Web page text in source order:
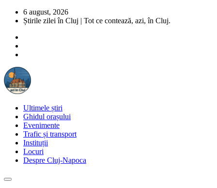
6 august, 2026
Știrile zilei în Cluj | Tot ce contează, azi, în Cluj.
Ultimele știri
Ghidul orașului
Evenimente
Trafic și transport
Instituții
Locuri
Despre Cluj-Napoca